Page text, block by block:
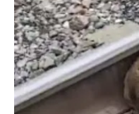
2035, el plan de la
de grandes buques de
astilleros tendrían que
tan considerable en la
combate de superficie
industria de la
es una industria de